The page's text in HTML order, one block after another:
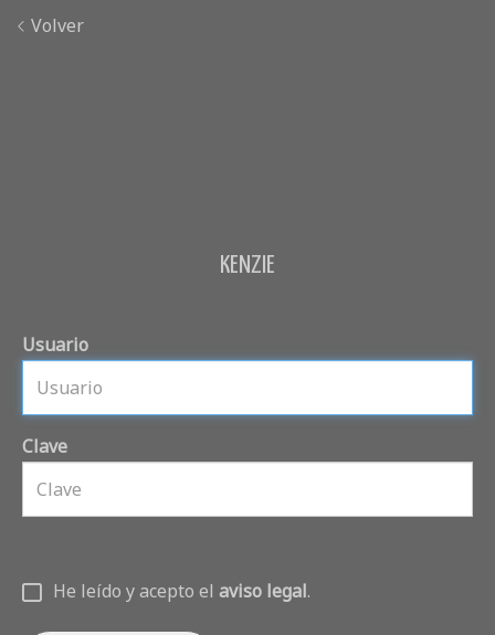
Volver
KENZIE
Usuario
Clave
He leído y acepto el aviso legal.